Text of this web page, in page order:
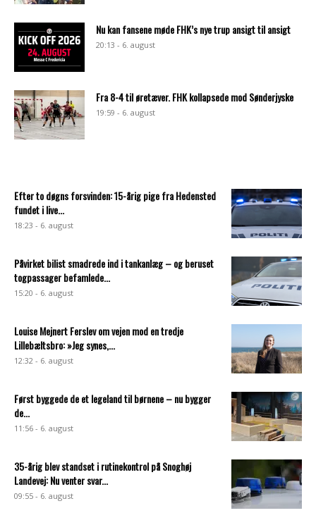
Nu kan fansene møde FHK’s nye trup ansigt til ansigt
20:13 - 6. august
Fra 8-4 til øretæver. FHK kollapsede mod Sønderjyske
19:59 - 6. august
Efter to døgns forsvinden: 15-årig pige fra Hedensted
fundet i live...
18:23 - 6. august
Påvirket bilist smadrede ind i tankanlæg – og beruset
togpassager befamlede...
15:20 - 6. august
Louise Mejnert Ferslev om vejen mod en tredje
Lillebæltsbro: »Jeg synes,...
12:32 - 6. august
Først byggede de et legeland til børnene – nu bygger
de...
11:56 - 6. august
35-årig blev standset i rutinekontrol på Snoghøj
Landevej: Nu venter svar...
09:55 - 6. august